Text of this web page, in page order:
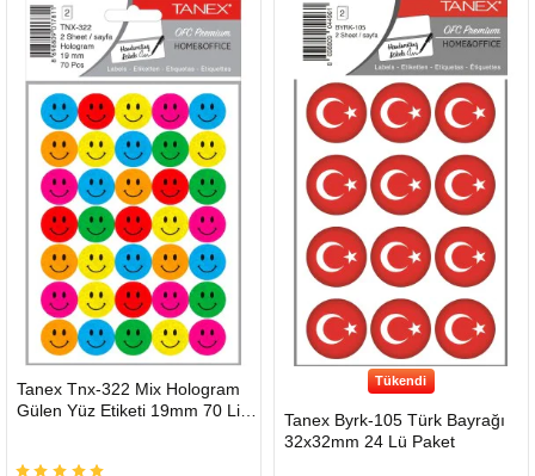
Çok Satılan Ürün
GÖNDERİ
Tanex Tnx-322 Mix Hologram
Gülen Yüz Etiketi 19mm 70 Li
Tükendi
Tanex Byrk-105 Türk Bayrağı
32x32mm 24 Lü Paket